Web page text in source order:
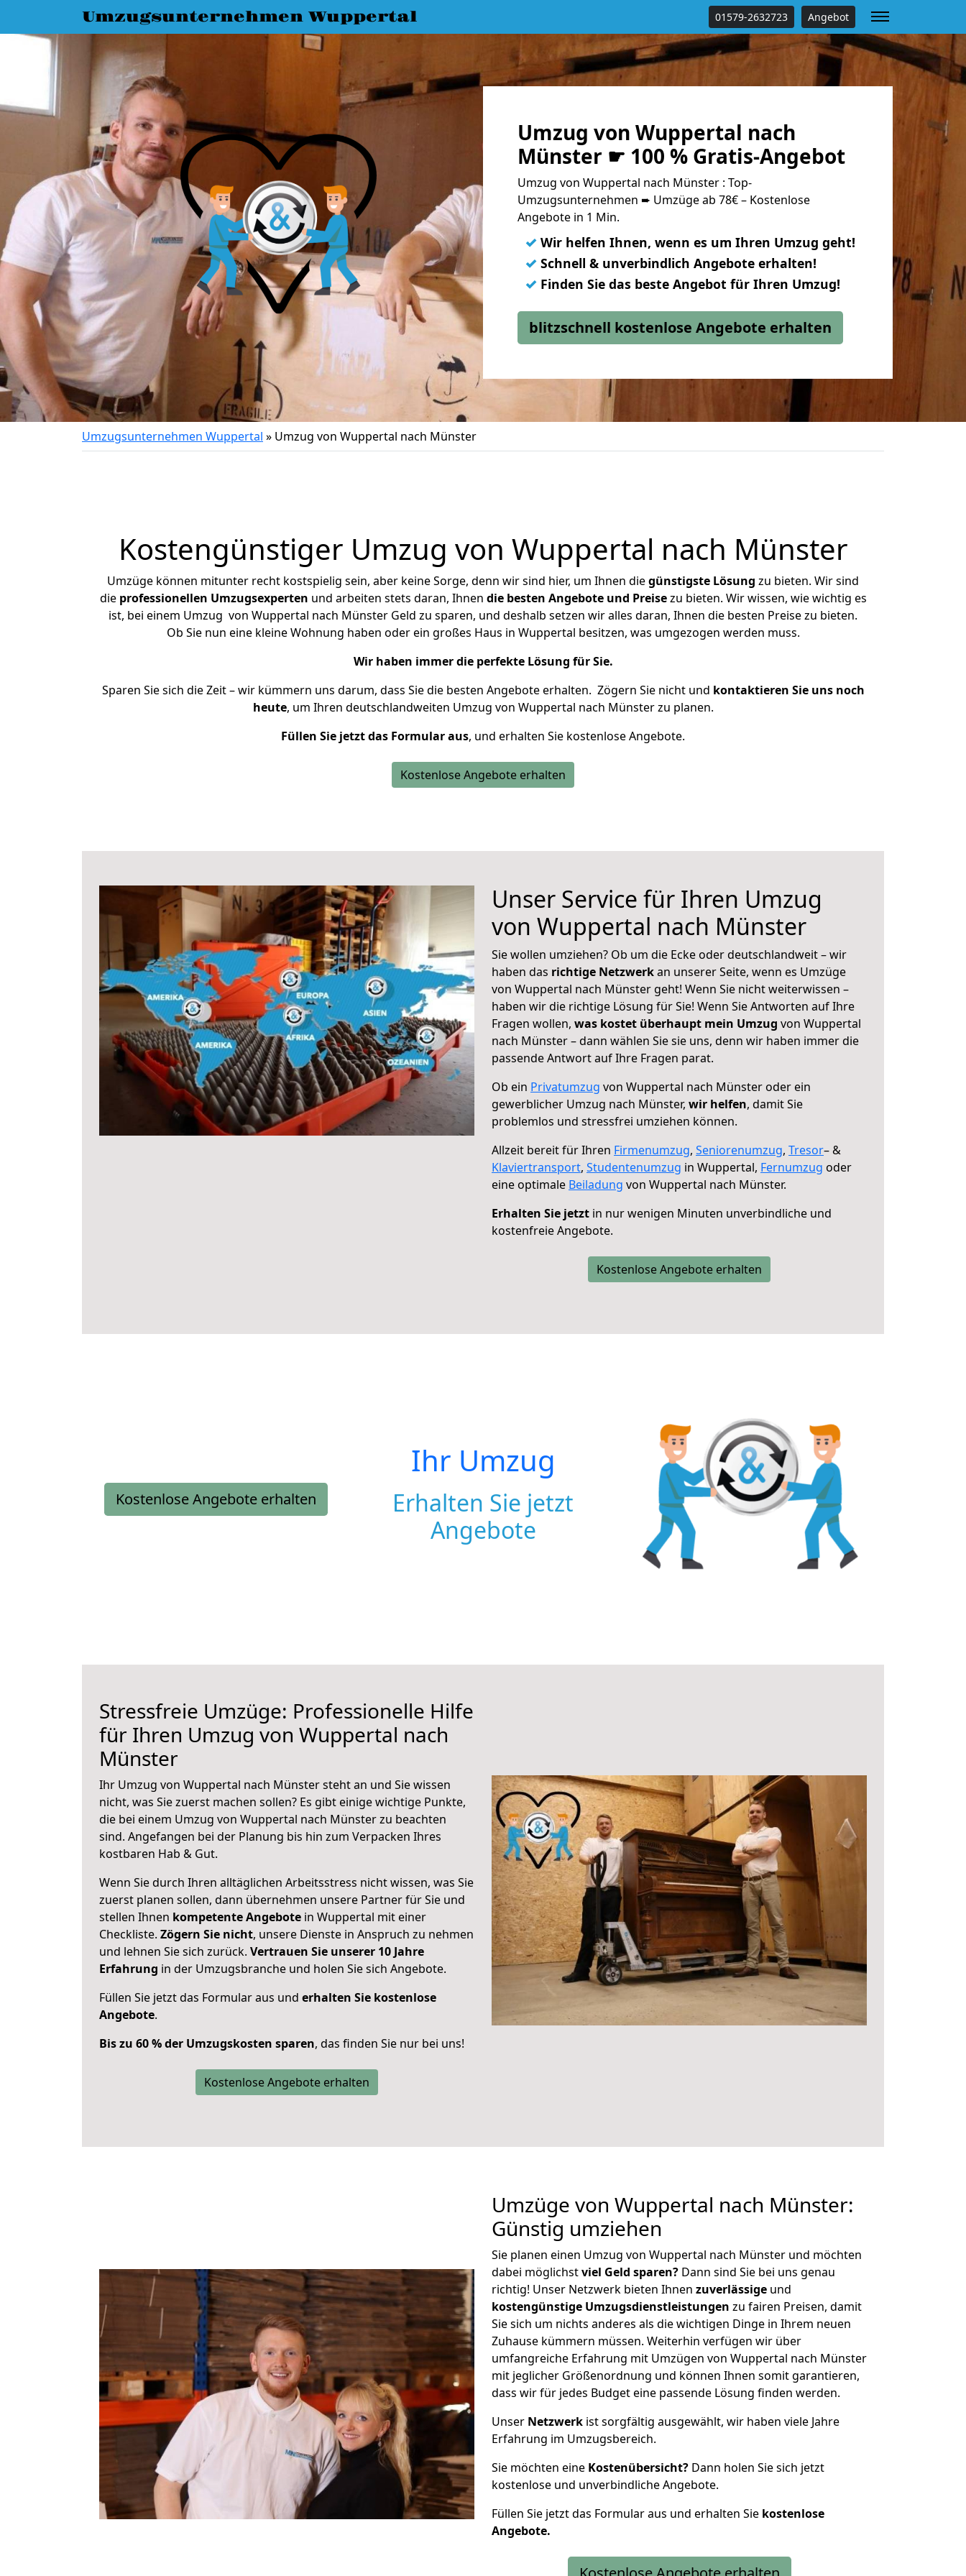
Umzugsunternehmen Wuppertal 01579-2632723 Angebot
Umzug von Wuppertal nach
Münster ☛ 100 % Gratis-Angebot
Umzug von Wuppertal nach Münster : Top-
Umzugsunternehmen ➨ Umzüge ab 78€ – Kostenlose
Angebote in 1 Min.
✓ Wir helfen Ihnen, wenn es um Ihren Umzug geht!
✓ Schnell & unverbindlich Angebote erhalten!
✓ Finden Sie das beste Angebot für Ihren Umzug!
blitzschnell kostenlose Angebote erhalten
Umzugsunternehmen Wuppertal » Umzug von Wuppertal nach Münster
Kostengünstiger Umzug von Wuppertal nach Münster
Umzüge können mitunter recht kostspielig sein, aber keine Sorge, denn wir sind hier, um Ihnen diegünstigste Lösung zu bieten. Wir sind
die professionellen Umzugsexperten und arbeiten stets daran, Ihnen die besten Angebote und Preisezu bieten. Wir wissen, wie wichtig es
ist, bei einem Umzug von Wuppertal nach Münster Geld zu sparen, und deshalb setzen wir alles daran, Ihnen die besten Preise zu bieten.
Ob Sie nun eine kleine Wohnung haben oder ein großes Haus in Wuppertal besitzen, was umgezogen werden muss.
Wir haben immer die perfekte Lösung für Sie.
Sparen Sie sich die Zeit – wir kümmern uns darum, dass Sie die besten Angebote erhalten. Zögern Sie nicht und kontaktieren Sie uns noch
heute, um Ihren deutschlandweiten Umzug von Wuppertal nach Münster zu planen.
Füllen Sie jetzt das Formular aus, und erhalten Sie kostenlose Angebote.
Kostenlose Angebote erhalten
Unser Service für Ihren Umzug
von Wuppertal nach Münster
Sie wollen umziehen? Ob um die Ecke oder deutschlandweit – wir
haben das richtige Netzwerkan unserer Seite, wenn es Umzüge
von Wuppertal nach Münster geht! Wenn Sie nicht weiterwissen –
haben wir die richtige Lösung für Sie! Wenn Sie Antworten auf Ihre
Fragen wollen, was kostet überhaupt mein Umzug von Wuppertal
nach Münster – dann wählen Sie sie uns, denn wir haben immer die
passende Antwort auf Ihre Fragen parat.
Ob ein Privatumzug von Wuppertal nach Münster oder ein
gewerblicher Umzug nach Münster, wir helfen, damit Sie
problemlos und stressfrei umziehen können.
Allzeit bereit für Ihren Firmenumzug, Seniorenumzug, Tresor– &
Klaviertransport, Studentenumzug in Wuppertal, Fernumzug oder
eine optimale Beiladung von Wuppertal nach Münster.
Erhalten Sie jetzt in nur wenigen Minuten unverbindliche und
kostenfreie Angebote.
Kostenlose Angebote erhalten
Kostenlose Angebote erhalten
Ihr Umzug
Erhalten Sie jetzt
Angebote
Stressfreie Umzüge: Professionelle Hilfe
für Ihren Umzug von Wuppertal nach
Münster
Ihr Umzug von Wuppertal nach Münster steht an und Sie wissen
nicht, was Sie zuerst machen sollen? Es gibt einige wichtige Punkte,
die bei einem Umzug von Wuppertal nach Münster zu beachten
sind. Angefangen bei der Planung bis hin zum Verpacken Ihres
kostbaren Hab & Gut.
Wenn Sie durch Ihren alltäglichen Arbeitsstress nicht wissen, was Sie
zuerst planen sollen, dann übernehmen unsere Partner für Sie und
stellen Ihnen kompetente Angebote in Wuppertal mit einer
Checkliste. Zögern Sie nicht, unsere Dienste in Anspruch zu nehmen
und lehnen Sie sich zurück. Vertrauen Sie unserer 10 Jahre
Erfahrung in der Umzugsbranche und holen Sie sich Angebote.
Füllen Sie jetzt das Formular aus und erhalten Sie kostenlose
Angebote.
Bis zu 60 % der Umzugskosten sparen, das finden Sie nur bei uns!
Kostenlose Angebote erhalten
Umzüge von Wuppertal nach Münster:
Günstig umziehen
Sie planen einen Umzug von Wuppertal nach Münster und möchten
dabei möglichstviel Geld sparen? Dann sind Sie bei uns genau
richtig! Unser Netzwerk bieten Ihnen zuverlässige und
kostengünstige Umzugsdienstleistungen zu fairen Preisen, damit
Sie sich um nichts anderes als die wichtigen Dinge in Ihrem neuen
Zuhause kümmern müssen. Weiterhin verfügen wir über
umfangreiche Erfahrung mit Umzügen von Wuppertal nach Münster
mit jeglicher Größenordnung und können Ihnen somit garantieren,
dass wir für jedes Budget eine passende Lösung finden werden.
Unser Netzwerk ist sorgfältig ausgewählt, wir haben viele Jahre
Erfahrung im Umzugsbereich.
Sie möchten eine Kostenübersicht? Dann holen Sie sich jetzt
kostenlose und unverbindliche Angebote.
Füllen Sie jetzt das Formular aus und erhalten Sie kostenlose
Angebote.